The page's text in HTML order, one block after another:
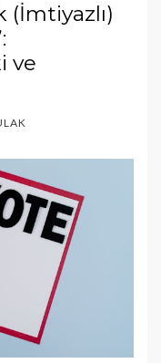
(İmtiyazlı)
ve